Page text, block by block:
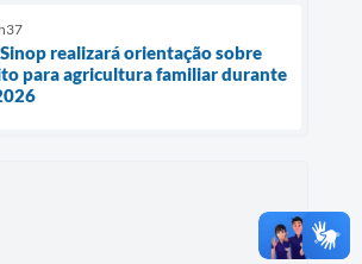
realizará orientação sobre
para agricultura familiar durante